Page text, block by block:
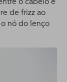
de frizz ao
nó do lenço